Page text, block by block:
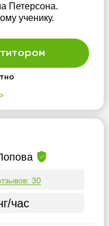
Петерсона.
ученику.
30
час